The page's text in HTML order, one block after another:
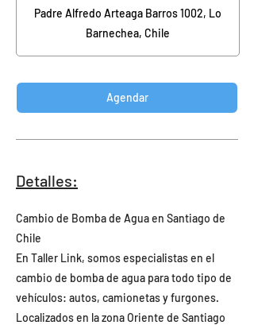
h
Padre Alfredo Arteaga Barros 1002, Lo
Barnechea, Chile
Agendar
Detalles:
Cambio de Bomba de Agua en Santiago de
Chile
En Taller Link, somos especialistas en el
cambio de bomba de agua para todo tipo de
vehículos: autos, camionetas y furgones.
Localizados en la zona Oriente de Santiago